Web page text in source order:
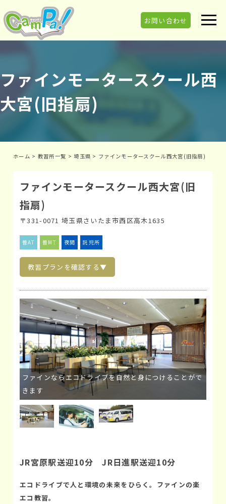
お問い合わせ
ファインモータースクール西
大宮(旧指扇)
ホーム > 教習所一覧 >埼玉県 > ファインモータースクール西大宮(旧指扇)
ファインモータースクール西大宮(旧
指扇)
〒331-0071 埼玉県さいたま市西区高木1635
教習プランを確認する▼
普AT 普MT 夜間 託児所
ファインならエコドライブを自然と身につけることがで
きます
JR宮原駅送迎10分 JR日進駅送迎10分
エコドライブで人と環境の未来をひらく。ファインの楽
エコ教習。